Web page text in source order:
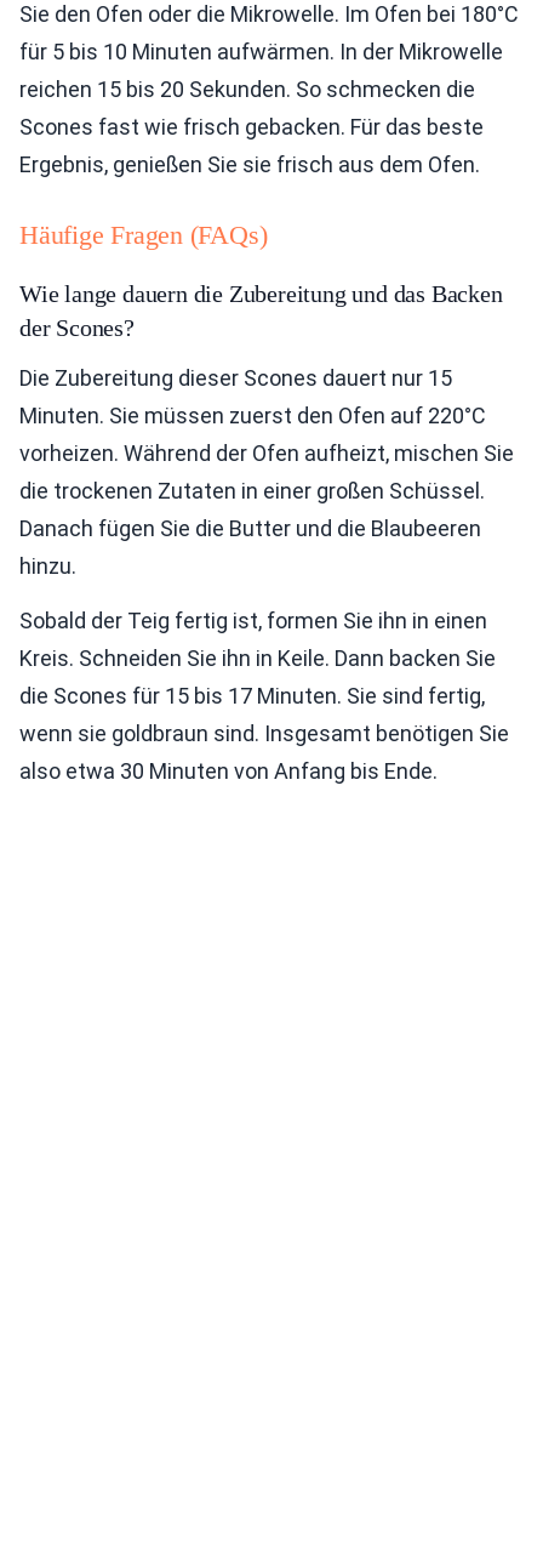
Sie den Ofen oder die Mikrowelle. Im Ofen bei 180°C
für 5 bis 10 Minuten aufwärmen. In der Mikrowelle
reichen 15 bis 20 Sekunden. So schmecken die
Scones fast wie frisch gebacken. Für das beste
Ergebnis, genießen Sie sie frisch aus dem Ofen.
Häufige Fragen (FAQs)
Wie lange dauern die Zubereitung und das Backen
der Scones?
Die Zubereitung dieser Scones dauert nur 15
Minuten. Sie müssen zuerst den Ofen auf 220°C
vorheizen. Während der Ofen aufheizt, mischen Sie
die trockenen Zutaten in einer großen Schüssel.
Danach fügen Sie die Butter und die Blaubeeren
hinzu.
Sobald der Teig fertig ist, formen Sie ihn in einen
Kreis. Schneiden Sie ihn in Keile. Dann backen Sie
die Scones für 15 bis 17 Minuten. Sie sind fertig,
wenn sie goldbraun sind. Insgesamt benötigen Sie
also etwa 30 Minuten von Anfang bis Ende.